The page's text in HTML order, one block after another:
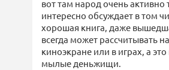
вот там народ очень активно
интересно обсуждает в том
хорошая книга, даже
всегда может рассчитывать
киноэкране или в играх, а
мылые деньжищи.